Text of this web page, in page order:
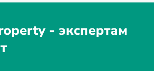
- экспертам